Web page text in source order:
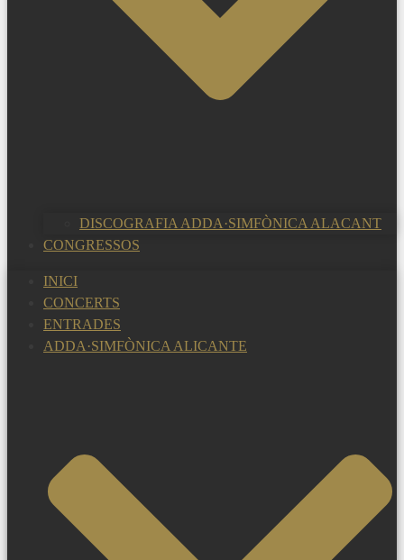
DISCOGRAFIA ADDA·SIMFÒNICA ALACANT
CONGRESSOS
INICI
CONCERTS
ENTRADES
ADDA·SIMFÒNICA ALICANTE